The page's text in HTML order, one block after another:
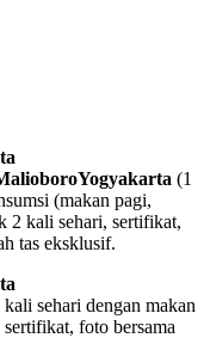
(1
(makan pagi,
2 kali sehari, sertifikat,
tas eksklusif.
sehari dengan makan
foto bersama